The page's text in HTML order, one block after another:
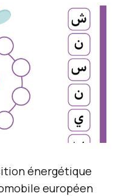
énergétique
européen